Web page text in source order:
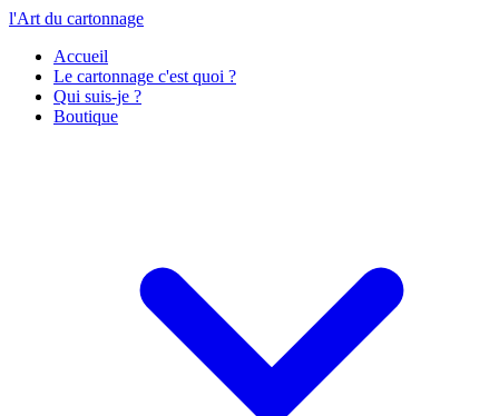
l'Art du cartonnage
Accueil
Le cartonnage c'est quoi ?
Qui suis-je ?
Boutique